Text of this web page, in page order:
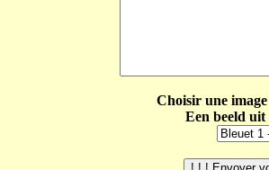
Choisir une
Een beeld